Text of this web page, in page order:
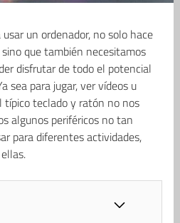
un ordenador, no solo hace
que también necesitamos
disfrutar de todo el potencial
sea para jugar, ver vídeos u
típico teclado y ratón no nos
algunos periféricos no tan
para diferentes actividades,